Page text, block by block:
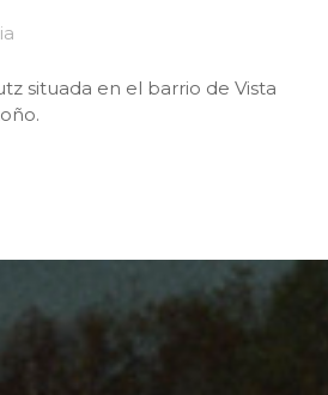
situada en el barrio de Vista